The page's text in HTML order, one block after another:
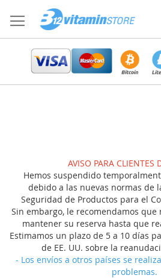
al
contenido
AVISO PARA CLIENTES
Hemos suspendido
debido a las nuevas normas de
Seguridad de Productos para el
Sin embargo, le recomendamos
mantener su reserva hasta que
Estimamos un plazo de 5 a 10 días
de EE. UU. sobre la
- Los envíos a otros países se
problemas.